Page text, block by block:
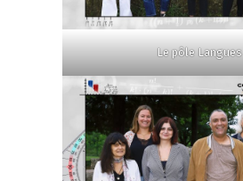
Le pôle Langues